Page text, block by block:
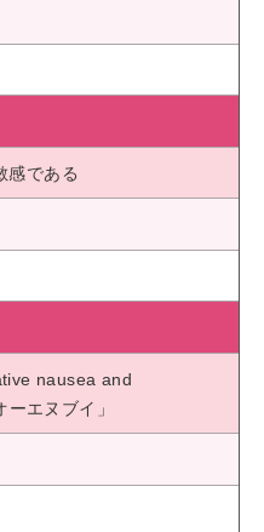
感である
nausea and
エヌブイ」